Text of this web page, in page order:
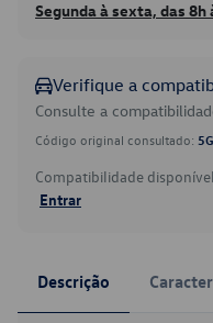
Segunda à sexta, das 8h
Verifique a
Consulte a
Código original consultado:
Compatibilidade
Entrar
Descrição